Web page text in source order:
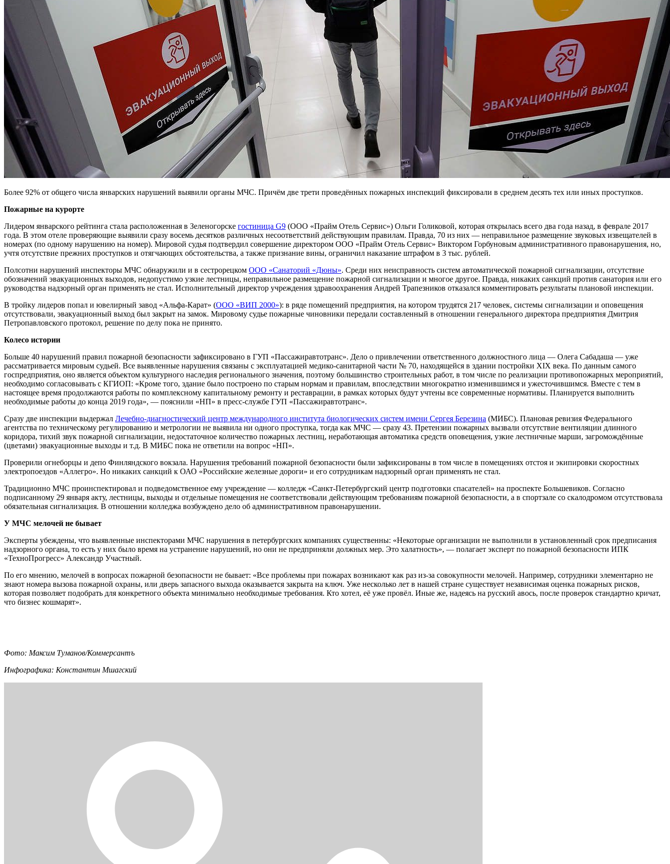
Более 92% от общего числа январских нарушений выявили органы МЧС. Причём две трети проведённых пожарных инспекций фиксировали в среднем десять тех или иных проступков.
Пожарные на курорте
Лидером январского рейтинга стала расположенная в Зеленогорске гостиница G9 (ООО «Прайм Отель Сервис») Ольги Голиковой, которая открылась всего два года назад, в феврале 2017
года. В этом отеле проверяющие выявили сразу восемь десятков различных несоответствий действующим правилам. Правда, 70 из них — неправильное размещение звуковых извещателей в
номерах (по одному нарушению на номер). Мировой судья подтвердил совершение директором ООО «Прайм Отель Сервис» Виктором Горбуновым административного правонарушения, но,
учтя отсутствие прежних проступков и отягчающих обстоятельства, а также признание вины, ограничил наказание штрафом в 3 тыс. рублей.
Полсотни нарушений инспекторы МЧС обнаружили и в сестрорецком ООО «Санаторий «Дюны». Среди них неисправность систем автоматической пожарной сигнализации, отсутствие
обозначений эвакуационных выходов, недопустимо узкие лестницы, неправильное размещение пожарной сигнализации и многое другое. Правда, никаких санкций против санатория или его
руководства надзорный орган применять не стал. Исполнительный директор учреждения здравоохранения Андрей Трапезников отказался комментировать результаты плановой инспекции.
В тройку лидеров попал и ювелирный завод «Альфа-Карат» (ООО «ВИП 2000»): в ряде помещений предприятия, на котором трудятся 217 человек, системы сигнализации и оповещения
отсутствовали, эвакуационный выход был закрыт на замок. Мировому судье пожарные чиновники передали составленный в отношении генерального директора предприятия Дмитрия
Петропавловского протокол, решение по делу пока не принято.
Колесо истории
Больше 40 нарушений правил пожарной безопасности зафиксировано в ГУП «Пассажиравтотранс». Дело о привлечении ответственного должностного лица — Олега Сабадаша — уже
рассматривается мировым судьей. Все выявленные нарушения связаны с эксплуатацией медико-санитарной части № 70, находящейся в здании постройки XIX века. По данным самого
госпредприятия, оно является объектом культурного наследия регионального значения, поэтому большинство строительных работ, в том числе по реализации противопожарных мероприятий,
необходимо согласовывать с КГИОП: «Кроме того, здание было построено по старым нормам и правилам, впоследствии многократно изменившимся и ужесточившимся. Вместе с тем в
настоящее время продолжаются работы по комплексному капитальному ремонту и реставрации, в рамках которых будут учтены все современные нормативы. Планируется выполнить
необходимые работы до конца 2019 года», — пояснили «НП» в пресс-службе ГУП «Пассажиравтотранс».
Сразу две инспекции выдержал Лечебно-диагностический центр международного института биологических систем имени Сергея Березина (МИБС). Плановая ревизия Федерального
агентства по техническому регулированию и метрологии не выявила ни одного проступка, тогда как МЧС — сразу 43. Претензии пожарных вызвали отсутствие вентиляции длинного
коридора, тихий звук пожарной сигнализации, недостаточное количество пожарных лестниц, неработающая автоматика средств оповещения, узкие лестничные марши, загромождённые
(цветами) эвакуационные выходы и т.д. В МИБС пока не ответили на вопрос «НП».
Проверили огнеборцы и депо Финляндского вокзала. Нарушения требований пожарной безопасности были зафиксированы в том числе в помещениях отстоя и экипировки скоростных
электропоездов «Аллегро». Но никаких санкций к ОАО «Российские железные дороги» и его сотрудникам надзорный орган применять не стал.
Традиционно МЧС проинспектировал и подведомственное ему учреждение — колледж «Санкт-Петербургский центр подготовки спасателей» на проспекте Большевиков. Согласно
подписанному 29 января акту, лестницы, выходы и отдельные помещения не соответствовали действующим требованиям пожарной безопасности, а в спортзале со скалодромом отсутствовала
обязательная сигнализация. В отношении колледжа возбуждено дело об административном правонарушении.
У МЧС мелочей не бывает
Эксперты убеждены, что выявленные инспекторами МЧС нарушения в петербургских компаниях существенны: «Некоторые организации не выполнили в установленный срок предписания
надзорного органа, то есть у них было время на устранение нарушений, но они не предприняли должных мер. Это халатность», — полагает эксперт по пожарной безопасности ИПК
«ТехноПрогресс» Александр Участный.
По его мнению, мелочей в вопросах пожарной безопасности не бывает: «Все проблемы при пожарах возникают как раз из-за совокупности мелочей. Например, сотрудники элементарно не
знают номера вызова пожарной охраны, или дверь запасного выхода оказывается закрыта на ключ. Уже несколько лет в нашей стране существует независимая оценка пожарных рисков,
которая позволяет подобрать для конкретного объекта минимально необходимые требования. Кто хотел, её уже провёл. Иные же, надеясь на русский авось, после проверок стандартно кричат,
что бизнес кошмарят».
Фото: Максим Туманов/Коммерсантъ
Инфографика: Константин Мшагский